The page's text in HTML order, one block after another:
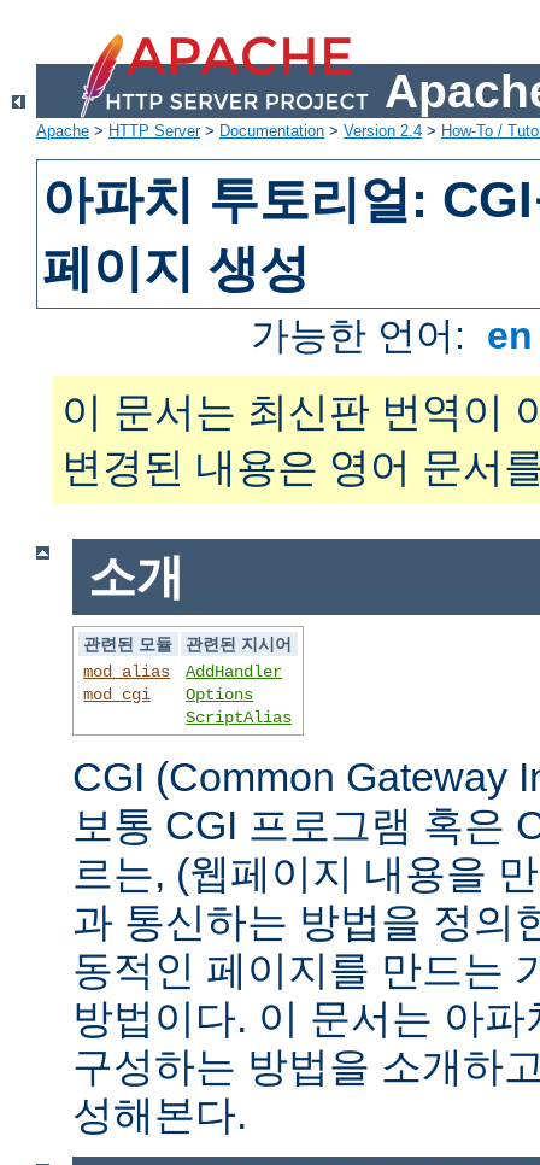
Apache > HTTP Server> Documentation > Version 2.4 > How-To /
아파치 투토리얼:
페이지 생성
가능한 언어:
이 문서는 최신판 번역이
변경된 내용은 영어 문서
소개
관련된 모듈
관련된 지시어
mod_alias
mod_cgi
AddHandler
Options
ScriptAlias
CGI (Common Gateway
보통 CGI 프로그램 혹은
르는, (웹페이지 내용을
과 통신하는 방법을 정의
동적인 페이지를 만드는
방법이다. 이 문서는 아
구성하는 방법을 소개하
성해본다.